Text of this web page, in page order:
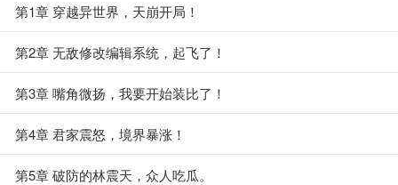
第1章 穿越异世界，天崩开局！
第2章 无敌修改编辑系统，起飞了！
第3章 嘴角微扬，我要开始装比了！
第4章 君家震怒，境界暴涨！
第5章 破防的林震天，众人吃瓜。